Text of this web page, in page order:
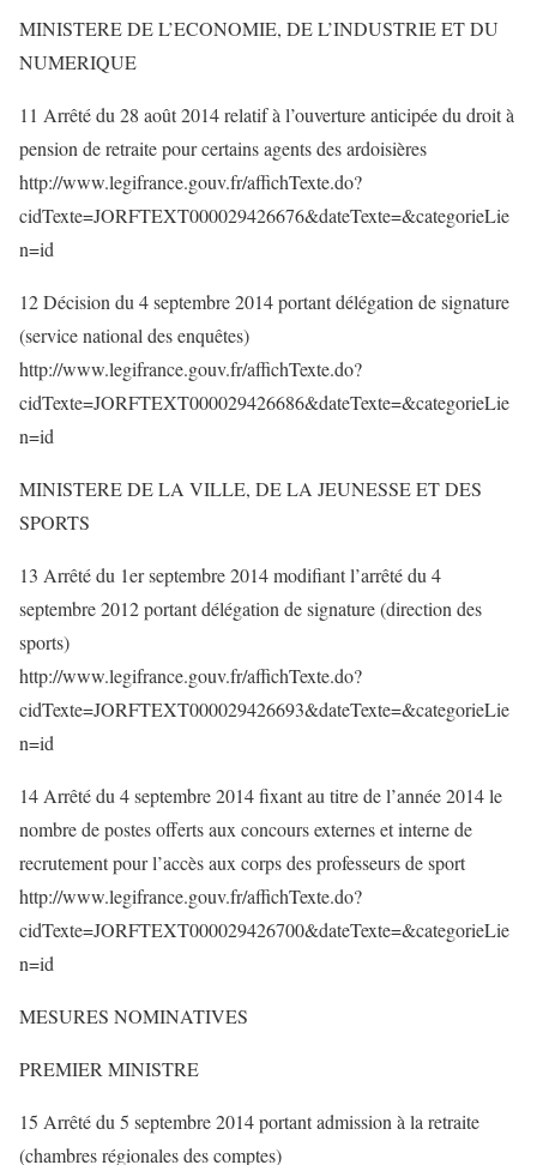
MINISTERE DE L’ECONOMIE, DE L’INDUSTRIE ET DU
NUMERIQUE
11 Arrêté du 28 août 2014 relatif à l’ouverture anticipée du droit à
pension de retraite pour certains agents des ardoisières
http://www.legifrance.gouv.fr/affichTexte.do?
cidTexte=JORFTEXT000029426676&dateTexte=&categorieLie
n=id
12 Décision du 4 septembre 2014 portant délégation de signature
(service national des enquêtes)
http://www.legifrance.gouv.fr/affichTexte.do?
cidTexte=JORFTEXT000029426686&dateTexte=&categorieLie
n=id
MINISTERE DE LA VILLE, DE LA JEUNESSE ET DES
SPORTS
13 Arrêté du 1er septembre 2014 modifiant l’arrêté du 4
septembre 2012 portant délégation de signature (direction des
sports)
http://www.legifrance.gouv.fr/affichTexte.do?
cidTexte=JORFTEXT000029426693&dateTexte=&categorieLie
n=id
14 Arrêté du 4 septembre 2014 fixant au titre de l’année 2014 le
nombre de postes offerts aux concours externes et interne de
recrutement pour l’accès aux corps des professeurs de sport
http://www.legifrance.gouv.fr/affichTexte.do?
cidTexte=JORFTEXT000029426700&dateTexte=&categorieLie
n=id
MESURES NOMINATIVES
PREMIER MINISTRE
15 Arrêté du 5 septembre 2014 portant admission à la retraite
(chambres régionales des comptes)